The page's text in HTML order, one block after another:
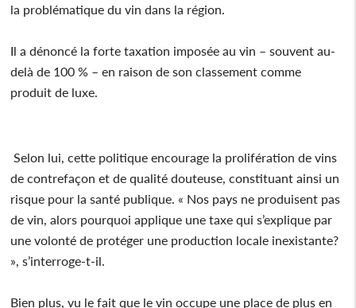
la problématique du vin dans la région.
Il a dénoncé la forte taxation imposée au vin – souvent au-
delà de 100 % – en raison de son classement comme
produit de luxe.
Selon lui, cette politique encourage la prolifération de vins
de contrefaçon et de qualité douteuse, constituant ainsi un
risque pour la santé publique. « Nos pays ne produisent pas
de vin, alors pourquoi applique une taxe qui s’explique par
une volonté de protéger une production locale inexistante?
», s’interroge-t-il.
Bien plus, vu le fait que le vin occupe une place de plus en